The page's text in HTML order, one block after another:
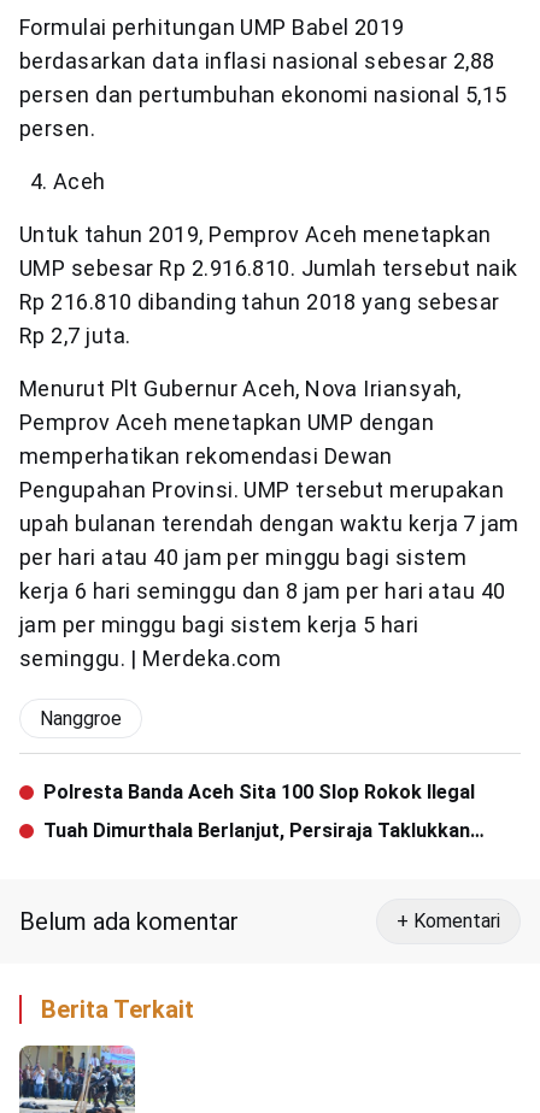
Formulai perhitungan UMP Babel 2019
berdasarkan data inflasi nasional sebesar 2,88
persen dan pertumbuhan ekonomi nasional 5,15
persen.
Aceh
Untuk tahun 2019, Pemprov Aceh menetapkan
UMP sebesar Rp 2.916.810. Jumlah tersebut naik
Rp 216.810 dibanding tahun 2018 yang sebesar
Rp 2,7 juta.
Menurut Plt Gubernur Aceh, Nova Iriansyah,
Pemprov Aceh menetapkan UMP dengan
memperhatikan rekomendasi Dewan
Pengupahan Provinsi. UMP tersebut merupakan
upah bulanan terendah dengan waktu kerja 7 jam
per hari atau 40 jam per minggu bagi sistem
kerja 6 hari seminggu dan 8 jam per hari atau 40
jam per minggu bagi sistem kerja 5 hari
seminggu. | Merdeka.com
Nanggroe
Polresta Banda Aceh Sita 100 Slop Rokok Ilegal
Tuah Dimurthala Berlanjut, Persiraja Taklukkan
Belum ada komentar + Komentari
Berita Terkait